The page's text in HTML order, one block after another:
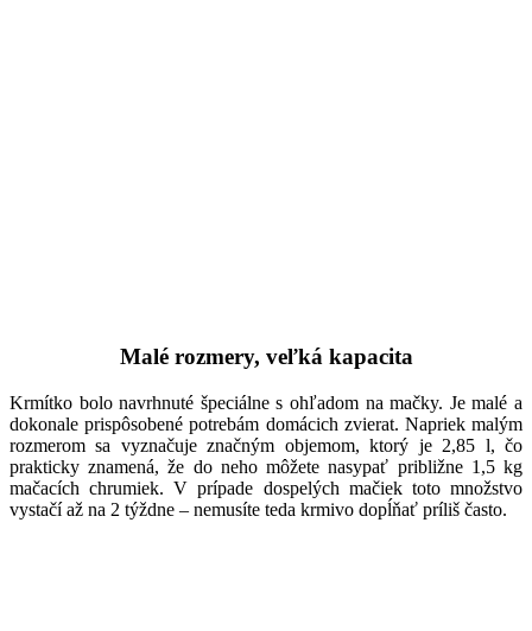
Malé rozmery, veľká kapacita
Krmítko bolo navrhnuté špeciálne s ohľadom na mačky. Je malé a
dokonale prispôsobené potrebám domácich zvierat. Napriek malým
rozmerom sa vyznačuje značným objemom, ktorý je 2,85 l, čo
prakticky znamená, že do neho môžete nasypať približne 1,5 kg
mačacích chrumiek. V prípade dospelých mačiek toto množstvo
vystačí až na 2 týždne – nemusíte teda krmivo dopĺňať príliš často.